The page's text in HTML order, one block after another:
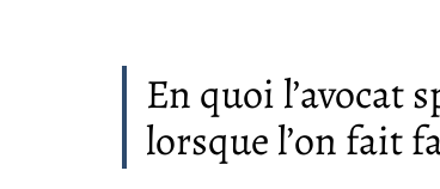
En quoi l’avocat
lorsque l’on fait